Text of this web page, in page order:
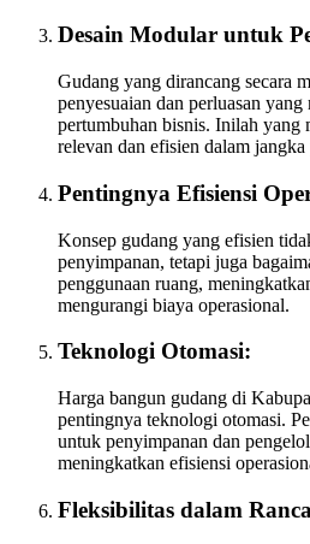
Desain Modular untuk
Gudang yang dirancang secara
penyesuaian dan perluasan
pertumbuhan bisnis. Inilah yang
relevan dan efisien dalam jangka
Pentingnya Efisiensi
Konsep gudang yang efisien
penyimpanan, tetapi juga
penggunaan ruang,
mengurangi biaya operasional.
Teknologi Otomasi:
Harga bangun gudang di
pentingnya teknologi otomasi.
untuk penyimpanan dan
meningkatkan efisiensi
Fleksibilitas dalam